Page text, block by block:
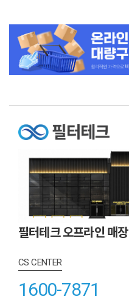
필터테크 오프라인 매장
CS CENTER
1600-7871